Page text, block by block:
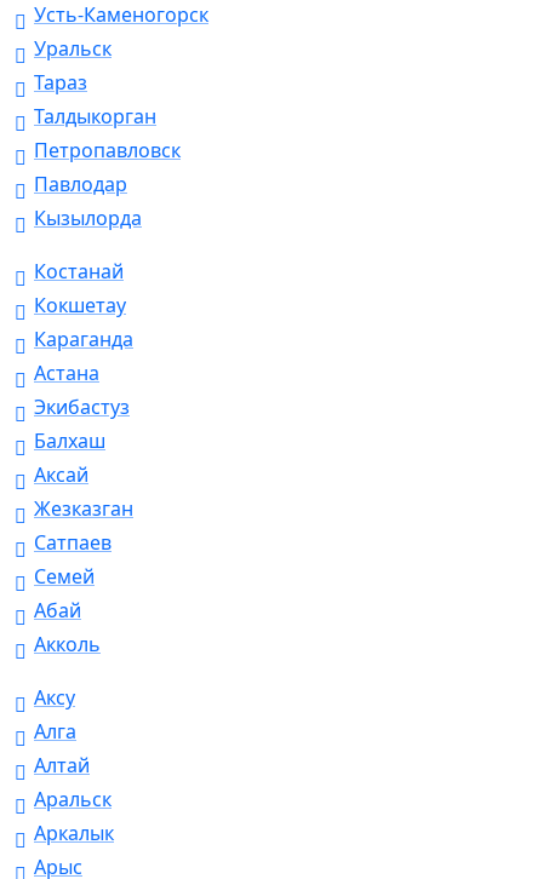
Усть-Каменогорск
Уральск
Тараз
Талдыкорган
Петропавловск
Павлодар
Кызылорда
Костанай
Кокшетау
Караганда
Астана
Экибастуз
Балхаш
Аксай
Жезказган
Сатпаев
Семей
Абай
Акколь
Аксу
Алга
Алтай
Аральск
Аркалык
Арыс